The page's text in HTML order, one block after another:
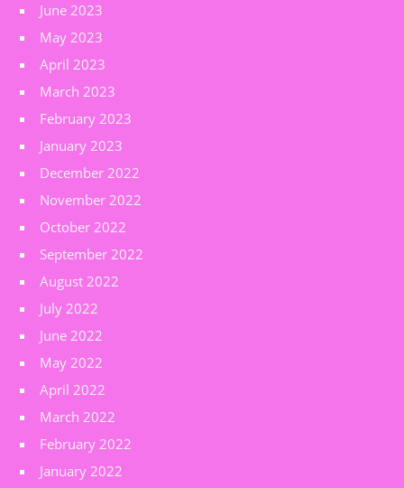
June 2023
May 2023
April 2023
March 2023
February 2023
January 2023
December 2022
November 2022
October 2022
September 2022
August 2022
July 2022
June 2022
May 2022
April 2022
March 2022
February 2022
January 2022